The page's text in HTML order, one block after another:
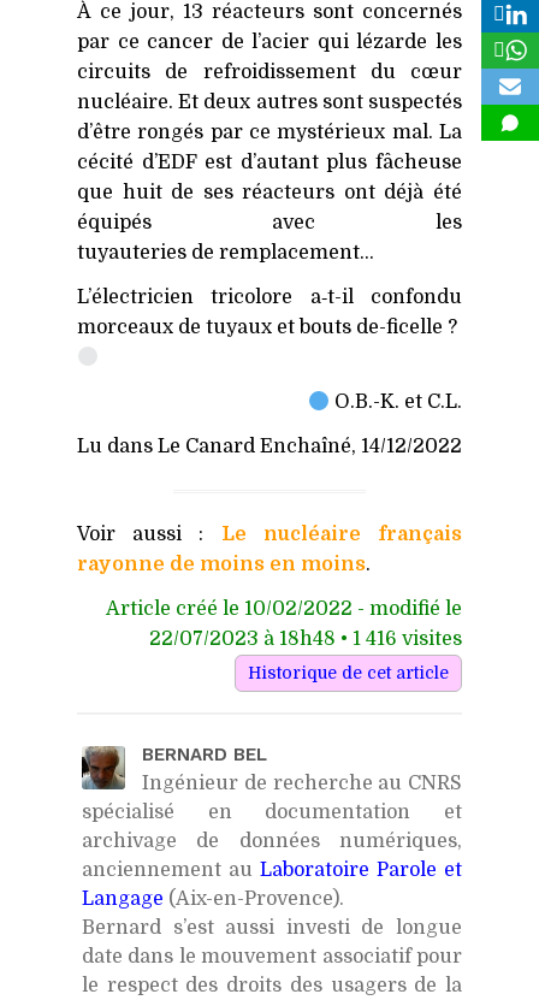
À ce jour, 13 réacteurs sont concernés
par ce cancer de l’acier qui lézarde les
circuits de refroidissement du cœur
nucléaire. Et deux autres sont suspectés
d’être rongés par ce mystérieux mal. La
cécité d’EDFest d’autant plus fâcheuse
que huit de ses réacteurs ont déjà été
équipés avec les
tuyauteries de remplacement…
L’électricien tricolore a‑t-il confondu
morceaux de tuyaux et bouts de-ficelle ?
O.B.-K. et C.L.
Lu dans Le Canard Enchaîné, 14/12/2022
Voir aussi : Le nucléaire français
rayonne de moins en moins.
Article créé le 10/02/2022 - modifié le
22/07/2023 à 18h48 • 1 416 visites
BERNARD BEL
Ingénieur de recherche au CNRS
spécialisé en documentation et
archivage de données numériques,
anciennement au Laboratoire Parole et
Langage (Aix-en-Provence).
Bernard s’est aussi investi de longue
date dans le mouvement associatif pour
le respect des droits des usagers de la